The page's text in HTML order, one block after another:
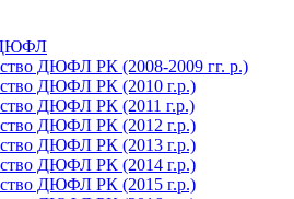
ДЮФЛ
ДЮФЛ РК (2008-2009 гг. р.)
ДЮФЛ РК (2010 г.р.)
ДЮФЛ РК (2011 г.р.)
ДЮФЛ РК (2012 г.р.)
ДЮФЛ РК (2013 г.р.)
ДЮФЛ РК (2014 г.р.)
ДЮФЛ РК (2015 г.р.)